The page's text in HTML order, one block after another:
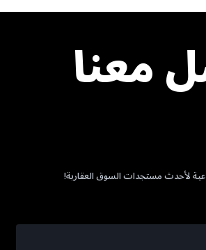
معنا
لأحدث مستجدات السوق العقارية!